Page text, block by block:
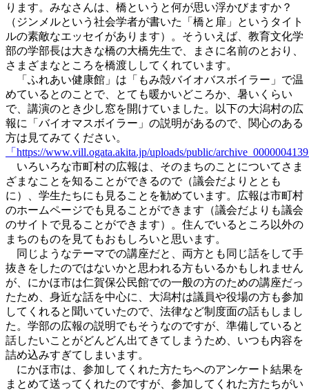
ります。みなさんは、橋というと何が思い浮かびますか？
（ジンメルという社会学者が書いた「橋と扉」というタイト
ルの素敵なエッセイがあります）。そういえば、教育文化学
部の学部長は大きな橋の大橋先生で、まさに名前のとおり、
さまざまなところを橋渡ししてくれています。
「ふれあい健康館」は「もみ殻バイオバスボイラー」で温
めているとのことで、とても暖かいどころか、暑いくらい
で、講演のとき少し窓を開けていました。以下の大潟村の広
報に「バイオマスボイラー」の説明があるので、関心のある
方は見てみてください。
「https://www.vill.ogata.akita.jp/uploads/public/
いろいろな市町村の広報は、そのまちのことについてさま
ざまなことを知ることができるので（議会だよりととも
に）、学生たちにも見ることを勧めています。広報は市町村
のホームページでも見ることができます（議会だよりも議会
のサイトで見ることができます）。住んでいるところ以外の
まちのものを見てもおもしろいと思います。
同じようなテーマでの講座だと、両方とも同じ話をして手
抜きをしたのではないかと思われる方もいるかもしれません
が、にかほ市は仁賀保公民館での一般の方のための講座だっ
たため、身近な話を中心に、大潟村は議員や役場の方も参加
してくれると聞いていたので、法律など制度面の話もしまし
た。学部の広報の説明でもそうなのですが、準備していると
話したいことがどんどん出てきてしまうため、いつも内容を
詰め込みすぎてしまいます。
にかほ市は、参加してくれた方たちへのアンケート結果を
まとめて送ってくれたのですが、参加してくれた方たちがい